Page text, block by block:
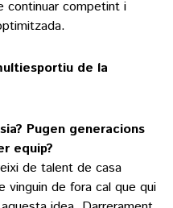
continuar competint i
de la
Pugen generacions
equip?
de talent de casa
vinguin de fora cal que qui